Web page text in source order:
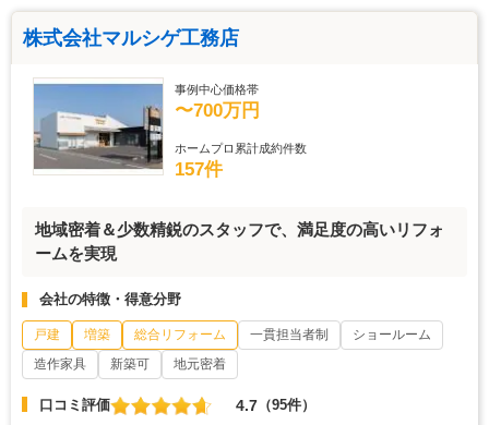
株式会社マルシゲ工務店
事例中心価格帯
〜700万円
ホームプロ累計成約件数
157件
地域密着＆少数精鋭のスタッフで、満足度の高いリフォ
ームを実現
会社の特徴・得意分野
戸建 増築 総合リフォーム 一貫担当者制
ショールーム
造作家具
新築可 地元密着
口コミ評価 4.7 （95件）